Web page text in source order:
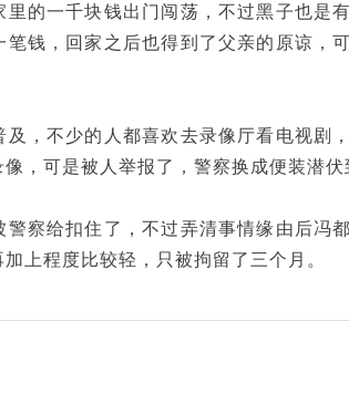
里的一千块钱出门闯荡，不过黑子也是
笔钱，回家之后也得到了父亲的原谅，
及，不少的人都喜欢去录像厅看电视剧
，可是被人举报了，警察换成便装潜伏
警察给扣住了，不过弄清事情缘由后冯
上程度比较轻，只被拘留了三个月。